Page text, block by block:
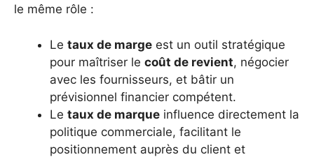
le même rôle :
Le taux de marge est un outil stratégique
pour maîtriser le coût de revient, négocier
avec les fournisseurs, et bâtir un
prévisionnel financier compétent.
Le taux de marque influence directement la
politique commerciale, facilitant le
positionnement auprès du client et